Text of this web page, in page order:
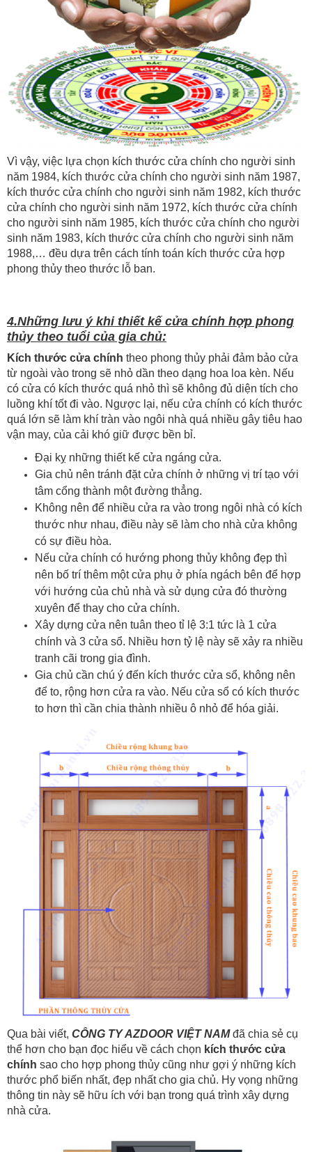
Vì vậy, việc lựa chọn kích thước cửa chính cho người sinh
năm 1984, kích thước cửa chính cho người sinh năm 1987,
kích thước cửa chính cho người sinh năm 1982, kích thước
cửa chính cho người sinh năm 1972, kích thước cửa chính
cho người sinh năm 1985, kích thước cửa chính cho người
sinh năm 1983, kích thước cửa chính cho người sinh năm
1988,… đều dựa trên cách tính toán kích thước cửa hợp
phong thủy theo thước lỗ ban.
4.Những lưu ý khi thiết kế cửa chính hợp phong
thủy theo tuổi của gia chủ:
Kích thước cửa chính theo phong thủy phải đảm bảo cửa
từ ngoài vào trong sẽ nhỏ dần theo dạng hoa loa kèn. Nếu
có cửa có kích thước quá nhỏ thì sẽ không đủ diện tích cho
luồng khí tốt đi vào. Ngược lại, nếu cửa chính có kích thước
quá lớn sẽ làm khí tràn vào ngôi nhà quá nhiều gây tiêu hao
vận may, của cải khó giữ được bền bỉ.
Đại kỵ những thiết kế cửa ngáng cửa.
Gia chủ nên tránh đặt cửa chính ở những vị trí tạo với
tâm cổng thành một đường thẳng.
Không nên để nhiều cửa ra vào trong ngôi nhà có kích
thước như nhau, điều này sẽ làm cho nhà cửa không
có sự điều hòa.
Nếu cửa chính có hướng phong thủy không đẹp thì
nên bố trí thêm một cửa phụ ở phía ngách bên để hợp
với hướng của chủ nhà và sử dụng cửa đó thường
xuyên để thay cho cửa chính.
Xây dựng cửa nên tuân theo tỉ lệ 3:1 tức là 1 cửa
chính và 3 cửa sổ. Nhiều hơn tỷ lệ này sẽ xảy ra nhiều
tranh cãi trong gia đình.
Gia chủ cần chú ý đến kích thước cửa sổ, không nên
để to, rộng hơn cửa ra vào. Nếu cửa sổ có kích thước
to hơn thì cần chia thành nhiều ô nhỏ để hóa giải.
Qua bài viết, CÔNG TY AZDOOR VIỆT NAMđã chia sẻ cụ
thể hơn cho bạn đọc hiểu về cách chọn kích thước cửa
chính sao cho hợp phong thủy cũng như gợi ý những kích
thước phổ biến nhất, đẹp nhất cho gia chủ. Hy vọng những
thông tin này sẽ hữu ích với bạn trong quá trình xây dựng
nhà cửa.